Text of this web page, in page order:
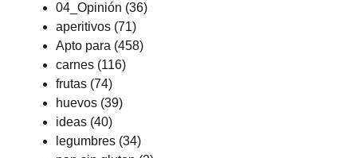
04_Opinión (36)
aperitivos (71)
Apto para (458)
carnes (116)
frutas (74)
huevos (39)
ideas (40)
legumbres (34)